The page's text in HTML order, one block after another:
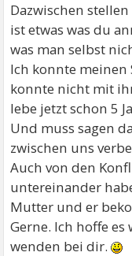
Dazwischen
ist etwas was du
was man selbst
Ich konnte meinen
konnte nicht mit
lebe jetzt schon 5
Und muss sagen
zwischen uns
Auch von den
untereinander
Mutter und er
Gerne. Ich hoffe
wenden bei dir.